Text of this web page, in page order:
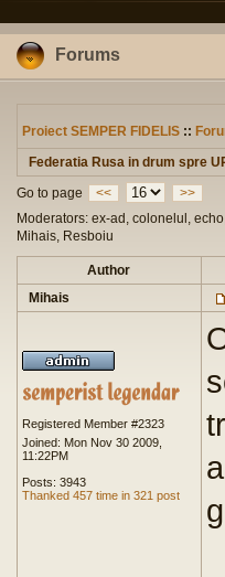
Forums
Proiect SEMPER FIDELIS ::
Federatia Rusa in drum spre
Go to page
<<
>>
Moderators: ex-ad, colonelul,
Mihais, Resboiu
Author
Mihais
Registered Member #2323
Joined: Mon Nov 30 2009,
11:22PM
Posts: 3943
Thanked 457 time in 321 post